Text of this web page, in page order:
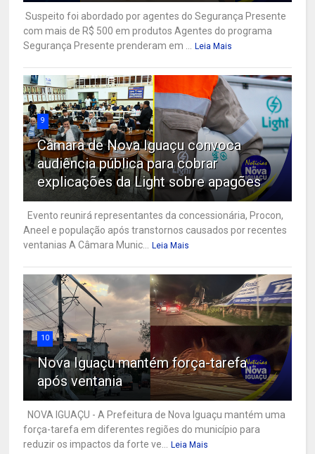
Suspeito foi abordado por agentes do Segurança Presente
com mais de R$ 500 em produtos Agentes do programa
Segurança Presente prenderam em ... Leia Mais
9
Câmara de Nova Iguaçu convoca
audiência pública para cobrar
explicações da Light sobre apagões
Evento reunirá representantes da concessionária, Procon,
Aneel e população após transtornos causados por recentes
ventanias A Câmara Munic... Leia Mais
10
Nova Iguaçu mantém força-tarefa
após ventania
NOVA IGUAÇU - A Prefeitura de Nova Iguaçu mantém uma
força-tarefa em diferentes regiões do município para
reduzir os impactos da forte ve... Leia Mais